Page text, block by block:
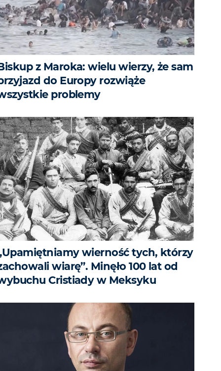
z Maroka: wielu wierzy, że sam
do Europy rozwiąże
problemy
wierność tych, którzy
wiarę”. Minęło 100 lat od
Cristiady w Meksyku